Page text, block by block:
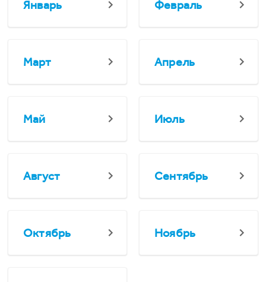
Январь Февраль
Март Апрель
Май Июль
Август Сентябрь
Октябрь Ноябрь